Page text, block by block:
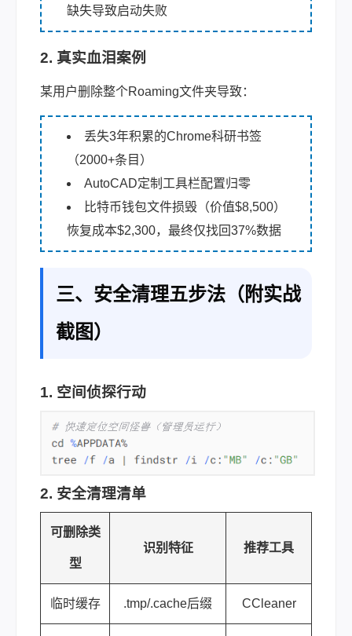
缺失导致启动失败
2. 真实血泪案例
某用户删除整个Roaming文件夹导致：
丢失3年积累的Chrome科研书签
（2000+条目）
AutoCAD定制工具栏配置归零
比特币钱包文件损毁（价值$8,500）
恢复成本$2,300，最终仅找回37%数据
三、安全清理五步法（附实战
截图）
1. 空间侦探行动
2. 安全清理清单
可删除类
型
识别特征 推荐工具
临时缓存 .tmp/.cache后缀 CCleaner